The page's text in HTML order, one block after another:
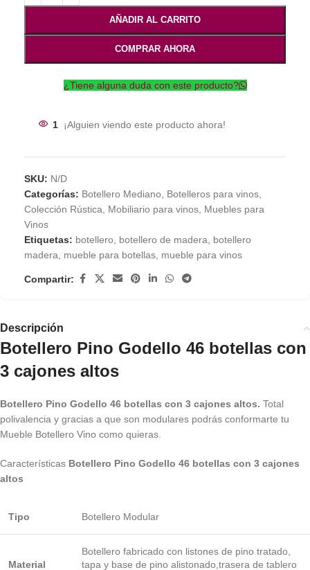
AÑADIR AL CARRITO
COMPRAR AHORA
¿Tiene alguna duda con este producto?
1 ¡Alguien viendo este producto ahora!
SKU: N/D
Categorías: Botellero Mediano Botelleros para vinos
Colección Rústica
Mobiliario para vinos Muebles para
Vinos
Etiquetas: botellero botellero de madera
botellero
madera
mueble para botellas mueble para vinos
Compartir:
Descripción
Botellero Pino Godello 46 botellas con
3 cajones altos
Botellero Pino Godello 46 botellas con 3 cajones altos. Total
polivalencia y gracias a que son modulares podrás conformarte tu
Mueble Botellero Vino como quieras.
Características Botellero Pino Godello 46 botellas con 3 cajones
altos
Tipo Botellero Modular
Material
Botellero fabricado con listones de pino tratado,
tapa y base de pino alistonado,trasera de tablero